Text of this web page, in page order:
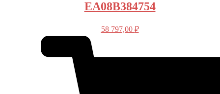
EA08B384754
58 797,00 ₽